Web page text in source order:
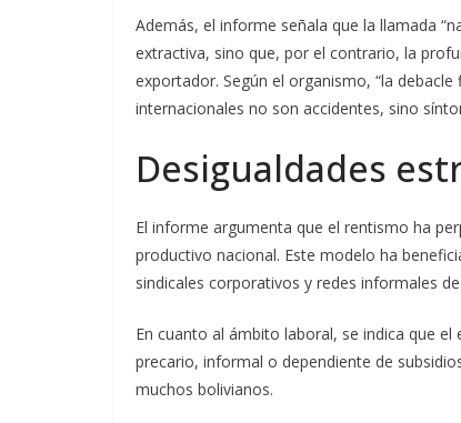
Además, el informe señala que la llamada
extractiva, sino que, por el contrario, la
exportador. Según el organismo, “la
internacionales no son accidentes, sino
Desigualdades
El informe argumenta que el rentismo ha
productivo nacional. Este modelo ha
sindicales corporativos y redes informales
En cuanto al ámbito laboral, se indica que
precario, informal o dependiente de
muchos bolivianos.